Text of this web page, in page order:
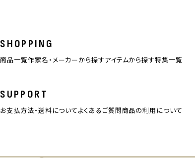
SHOPPING
商品一覧作家名・メーカーから探すアイテムから探す特集一覧
SUPPORT
お支払方法・送料についてよくあるご質問商品の利用について